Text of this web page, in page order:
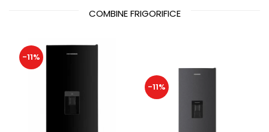
COMBINE FRIGORIFICE
-11%
-11%